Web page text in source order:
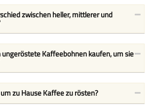
zwischen heller, mittlerer und
ungeröstete Kaffeebohnen kaufen, um sie
zu Hause Kaffee zu rösten?